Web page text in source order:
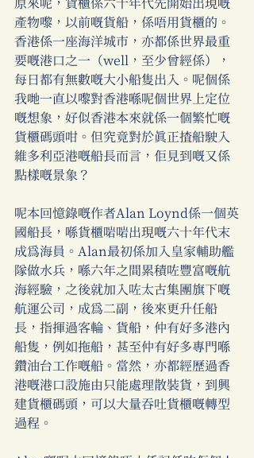
原來呢，貨櫃係六十年代先開始出現嘅
產物嚟，以前嘅貨船，係唔用貨櫃的。
香港係一座海洋城市，亦都係世界最重
要嘅港口之一（well，至少曾經係），
每日都有無數嘅大小船隻出入。呢個係
我哋一直以嚟對香港喺呢個世界上定位
嘅想象，好似香港本來就係一個繁忙嘅
貨櫃碼頭咁。但究竟對於真正揸船駛入
維多利亞港嘅船長而言，佢見到嘅又係
點樣嘅景象？
呢本回憶錄嘅作者Alan Loynd係一個英
國船長，喺貨櫃啱啱出現嘅六十年代末
成為海員。Alan最初係加入皇家輔助艦
隊做水兵，喺六年之間累積咗豐富嘅航
海經驗，之後就加入咗太古集團旗下嘅
航運公司，成為二副，後來更升任船
長，指揮過客輪、貨船，仲有好多港內
船隻，例如拖船，甚至仲有好多專門喺
鑽油台工作嘅船。當然，亦都經歷過香
港嘅港口設施由只能處理散裝貨，到興
建貨櫃碼頭，可以大量吞吐貨櫃嘅轉型
過程。